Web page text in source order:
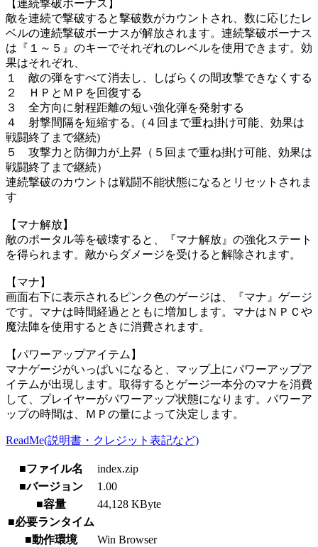
【連続撃破ボーナス】
敵を連続で撃破すると撃破数がカウントされ、数に応じたレ
ベルの連続撃破ボーナスが解放されます。連続撃破ボーナス
は『１～５』のキーでそれぞれのレベルを使用できます。効
果はそれぞれ、
１ 敵の弾をすべて消去し、しばらくの間攻撃できなくする
２ ＨＰとＭＰを回復する
３ 全方向に射程距離の短い強化弾を発射する
４ 射撃間隔を短縮する。(４回まで重ね掛け可能、効果は
戦闘終了まで継続)
５ 攻撃力と防御力が上昇（５回まで重ね掛け可能、効果は
戦闘終了まで継続）
連続撃破のカウントは戦闘不能状態になるとリセットされま
す
【マナ解放】
敵のポータル等を破壊すると、『マナ解放』の強化ステート
を得られます。敵からダメージを受けると解除されます。
【マナ】
画面右下に表示されるピンク色のゲージは、『マナ』ゲージ
です。マナは時間経過とともに増加します。マナはＮＰＣや
魔法陣を使用するときに消費されます。
【パワーアップアイテム】
マナゲージがいっぱいになると、マップ上にパワーアップア
イテムが出現します。取得するとゲージ一本分のマナを消費
して、プレイヤーがパワーアップ状態になります。パワーア
ップの時間は、ＭＰの量によって決定します。
ReadMe(説明書・クレジット表記など)
■ファイル名
index.zip
■バージョン
1.00
■容量
44,128 KByte
■必要ランタイム
■動作環境
Win Browser